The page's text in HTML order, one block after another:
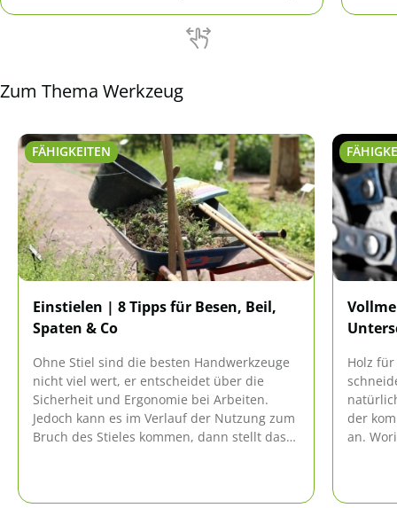
Zum Thema Werkzeug
FÄHIGKEITEN
Einstielen | 8 Tipps für Besen, Beil,
Spaten & Co
Ohne Stiel sind die besten Handwerkzeuge
nicht viel wert, er entscheidet über die
Sicherheit und Ergonomie bei Arbeiten.
Jedoch kann es im Verlauf der Nutzung zum
Bruch des Stieles kommen, dann stellt das
Holz
der
an.